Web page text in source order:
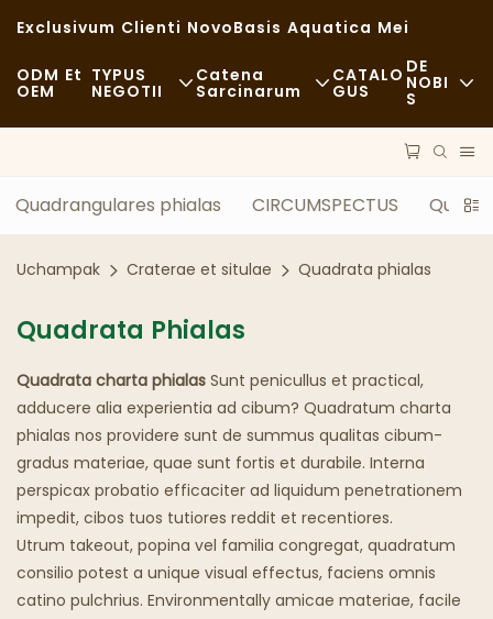
Exclusivum Clienti NovoBasis Aquatica Mei
ODM Et
OEM
TYPUS
NEGOTII
Cenae Exquisitae
Buffet
Currus Cibarii
Pistrina
Cochlear Pinguis
Popinae Phantasmaticae
Catena
Sarcinarum
Processus
CATALO
GUS
DE
NOBI
S
Nuntii
Casus
FAQS
Quadrangulares phialas CIRCUMSPECTUS
Uchampak Craterae et situlae Quadrata phialas
Quadrata Phialas
Quadrata charta phialas Sunt penicullus et practical,
adducere alia experientia ad cibum? Quadratum charta
phialas nos providere sunt de summus qualitas cibum-
gradus materiae, quae sunt fortis et durabile. Interna
perspicax probatio efficaciter ad liquidum penetrationem
impedit, cibos tuos tutiores reddit et recentiores.
Utrum takeout, popina vel familia congregat, quadratum
consilio potest a unique visual effectus, faciens omnis
catino pulchrius. Environmentally amicae materiae, facile